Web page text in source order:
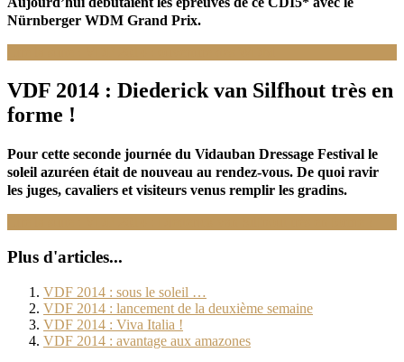
Nürnberger WDM Grand Prix.
VDF 2014 : Diederick van Silfhout très en
forme !
Pour cette seconde journée du Vidauban Dressage Festival le
soleil azuréen était de nouveau au rendez-vous. De quoi ravir
les juges, cavaliers et visiteurs venus remplir les gradins.
Plus d'articles...
VDF 2014 : sous le soleil …
VDF 2014 : lancement de la deuxième semaine
VDF 2014 : Viva Italia !
VDF 2014 : avantage aux amazones